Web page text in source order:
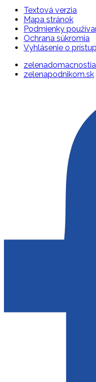
Textová verzia
Mapa stránok
Podmienky
Ochrana súkromia
Vyhlásenie o
zelenapodnikom.sk